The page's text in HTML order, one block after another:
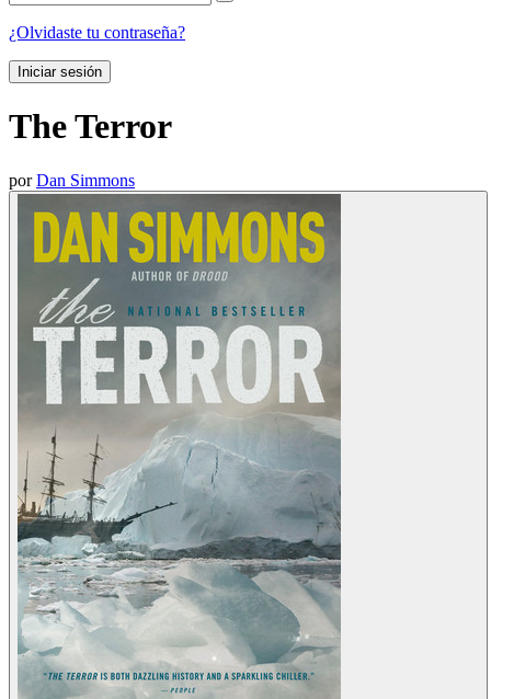
¿Olvidaste tu contraseña?
Iniciar sesión
The Terror
porDan Simmons